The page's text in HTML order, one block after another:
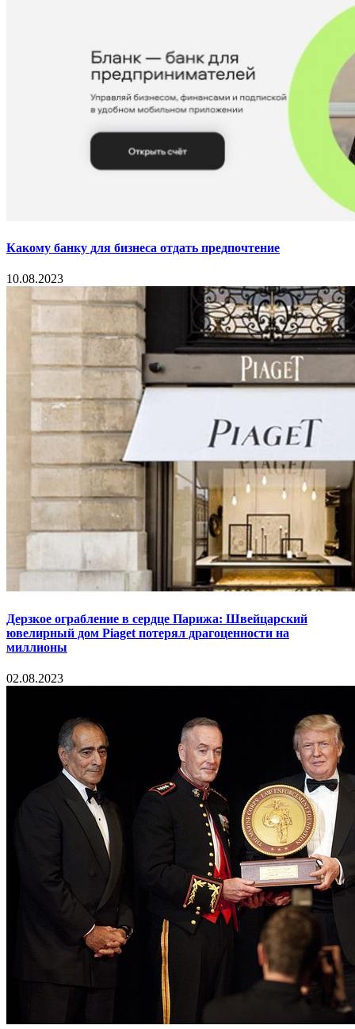
Какому банку для бизнеса отдать предпочтение
10.08.2023
Дерзкое ограбление в сердце Парижа: Швейцарский
ювелирный дом Piaget потерял драгоценности на
миллионы
02.08.2023